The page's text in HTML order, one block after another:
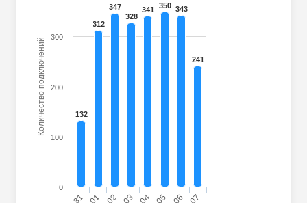
Количество подключений 132
312
347
328
341 350 343
241
0
100
200
300